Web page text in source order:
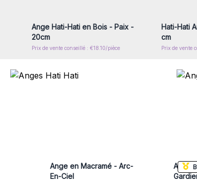
Ange Hati-Hati en Bois - Paix -
20cm
Prix de vente conseillé : €18.10/pièce
Hati-Hati
cm
Prix de vente
Ange en Macramé - Arc-
En-Ciel
Ange